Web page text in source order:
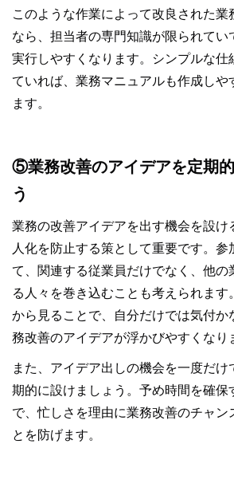
このような作業によって改良された業
なら、担当者の専門知識が限られてい
実行しやすくなります。シンプルな仕
ていれば、業務マニュアルも作成しや
ます。
⑤業務改善のアイデアを定期
う
業務の改善アイデアを出す機会を設け
人化を防止する策として重要です。参
て、関連する従業員だけでなく、他の
る人々を巻き込むことも考えられます
から見ることで、自分だけでは気付か
務改善のアイデアが浮かびやすくなり
また、アイデア出しの機会を一度だけ
期的に設けましょう。予め時間を確保
で、忙しさを理由に業務改善のチャン
とを防げます。